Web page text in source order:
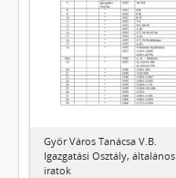
Győr Város Tanácsa V.B.
Igazgatási Osztály, általános
iratok